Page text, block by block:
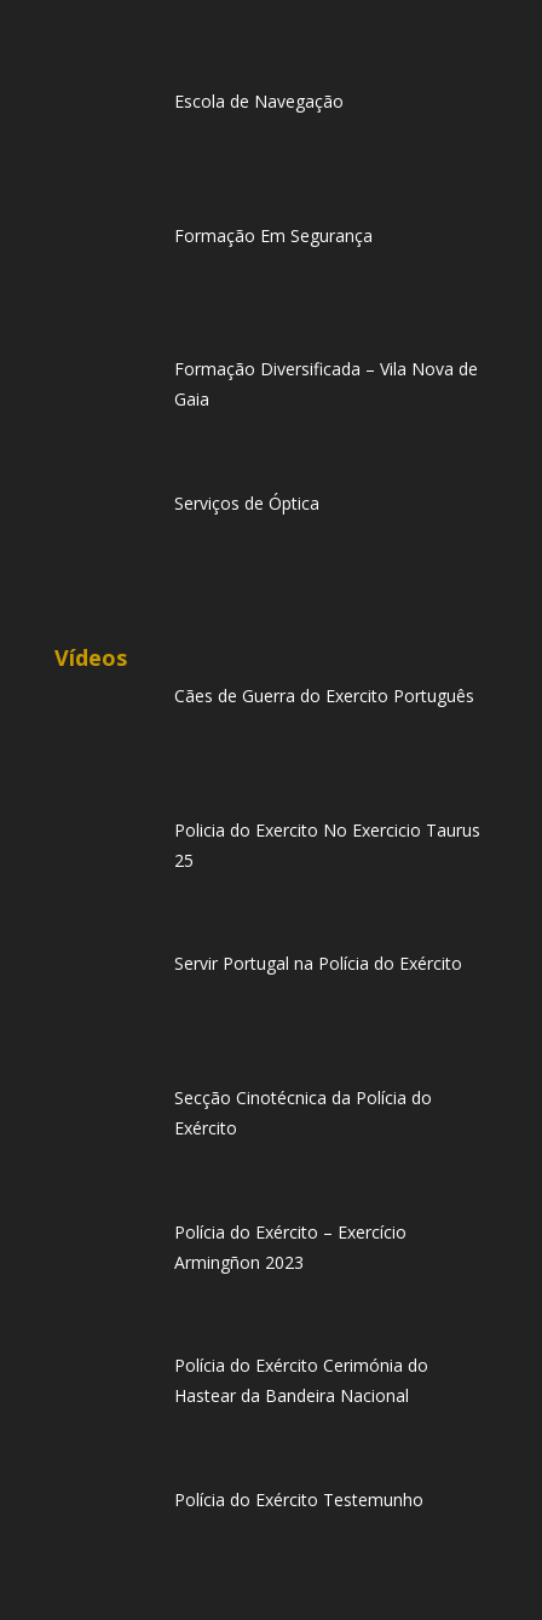
Escola de Navegação
Formação Em Segurança
Formação Diversificada – Vila Nova de
Gaia
Serviços de Óptica
Vídeos
Cães de Guerra do Exercito Português
Policia do Exercito No Exercicio Taurus
25
Servir Portugal na Polícia do Exército
Secção Cinotécnica da Polícia do
Exército
Polícia do Exército – Exercício
Armingñon 2023
Polícia do Exército Cerimónia do
Hastear da Bandeira Nacional
Polícia do Exército Testemunho